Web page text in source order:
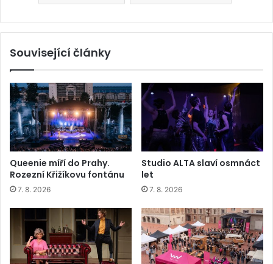
Související články
Queenie míří do Prahy.
Rozezní Křižíkovu fontánu
7. 8. 2026
Studio ALTA slaví osmnáct
let
7. 8. 2026